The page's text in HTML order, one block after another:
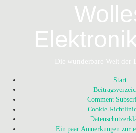
Die wunderbare Welt der
Start
Comment
Cookie-
Ein paar Anmerkungen zur